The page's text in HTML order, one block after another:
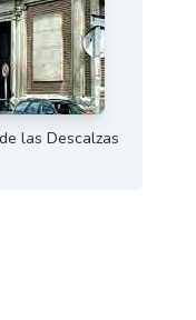
las Descalzas